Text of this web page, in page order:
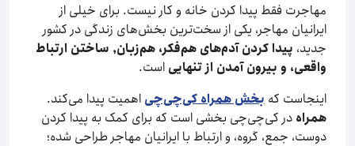
مهاجرت فقط پیدا کردن خانه و کار نیست. برای خیلی از
ایرانیان مهاجر، یکی از سخت‌ترین بخش‌های زندگی در کشور
جدید،
پیدا کردن آدم‌های هم‌فکر، هم‌زبان٬ ساختن ارتباط
واقعی، و بیرون آمدن از تنهایی است.
اینجاست که بخش همراه کی‌چی‌چی اهمیت پیدا می‌کند.
همراه در کی‌چی‌چی بخشی است که برای کمک به پیدا کردن
دوست، جمع، گروه، و ارتباط با ایرانیان مهاجر طراحی شده؛